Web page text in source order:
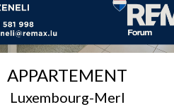
APPARTEMENT
Luxembourg-Merl